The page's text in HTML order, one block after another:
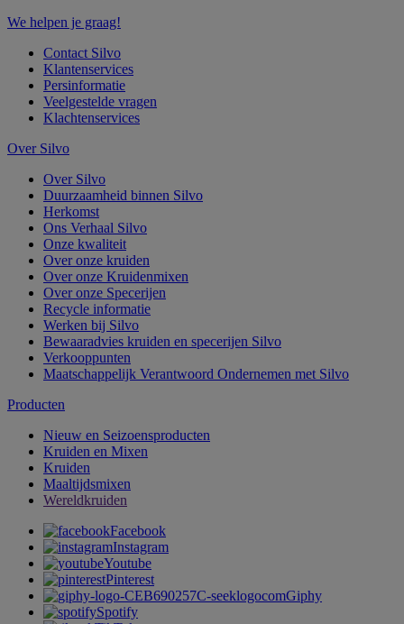
We helpen je graag!
Contact Silvo
Klantenservices
Persinformatie
Veelgestelde vragen
Klachtenservices
Over Silvo
Over Silvo
Duurzaamheid binnen Silvo
Herkomst
Ons Verhaal Silvo
Onze kwaliteit
Over onze kruiden
Over onze Kruidenmixen
Over onze Specerijen
Recycle informatie
Werken bij Silvo
Bewaaradvies kruiden en specerijen Silvo
Verkooppunten
Maatschappelijk Verantwoord Ondernemen met Silvo
Producten
Nieuw en Seizoensproducten
Kruiden en Mixen
Kruiden
Maaltijdsmixen
Wereldkruiden
Facebook
Instagram
Youtube
Pinterest
Giphy
Spotify